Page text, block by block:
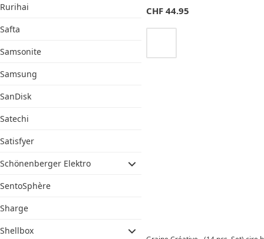
Rurihai
Safta
Samsonite
Samsung
SanDisk
Satechi
Satisfyer
Schönenberger Elektro
SentoSphère
Sharge
Shellbox
CHF 44.95